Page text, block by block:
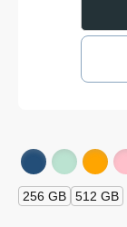
256 GB 512 GB